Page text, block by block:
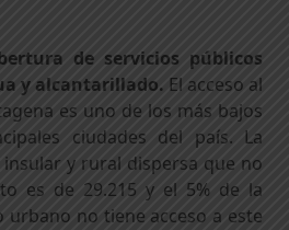
de servicios públicos
y alcantarillado. El acceso al
es uno de los más bajos
ciudades del país. La
y rural dispersa que no
es de 29.215 y el 5% de la
urbano no tiene acceso a este